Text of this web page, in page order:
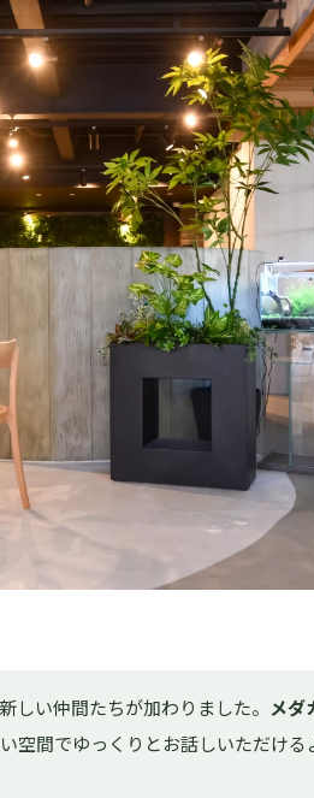
しい仲間たちが加わりました。 メダ
空間でゆっくりとお話しいただけ